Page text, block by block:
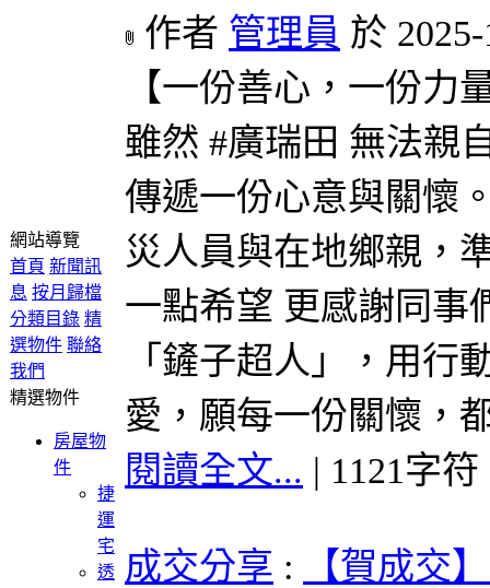
網站導覽
首頁 新聞訊
息 按月歸檔
分類目錄 精
選物件 聯絡
我們
精選物件
房屋物
件
捷
運
宅
透
作者 管理員 於
【一份善心，一份力
雖然 #廣瑞田 無法親
傳遞一份心意與關懷
災人員與在地鄉親，
一點希望 更感謝同事
「鏟子超人」，用行
愛，願每一份關懷，
閱讀全文... | 1121字
成交分享 :
【賀成交